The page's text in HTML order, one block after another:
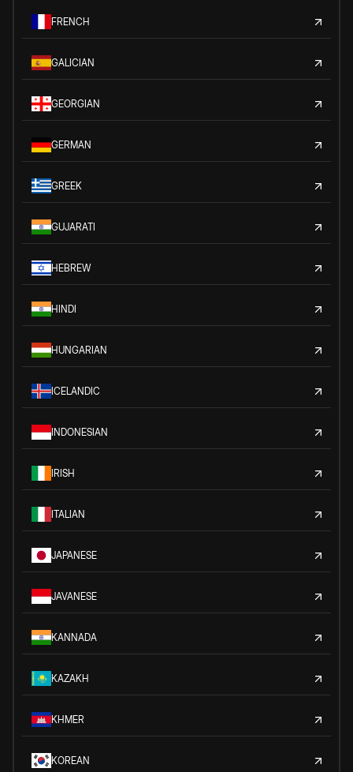
FRENCH
GALICIAN
GEORGIAN
GERMAN
GREEK
GUJARATI
HEBREW
HINDI
HUNGARIAN
ICELANDIC
INDONESIAN
IRISH
ITALIAN
JAPANESE
JAVANESE
KANNADA
KAZAKH
KHMER
KOREAN